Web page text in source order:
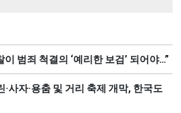
범죄 척결의 ‘예리한 보검’ 되어야…”
사자·용춤 및 거리 축제 개막, 한국도